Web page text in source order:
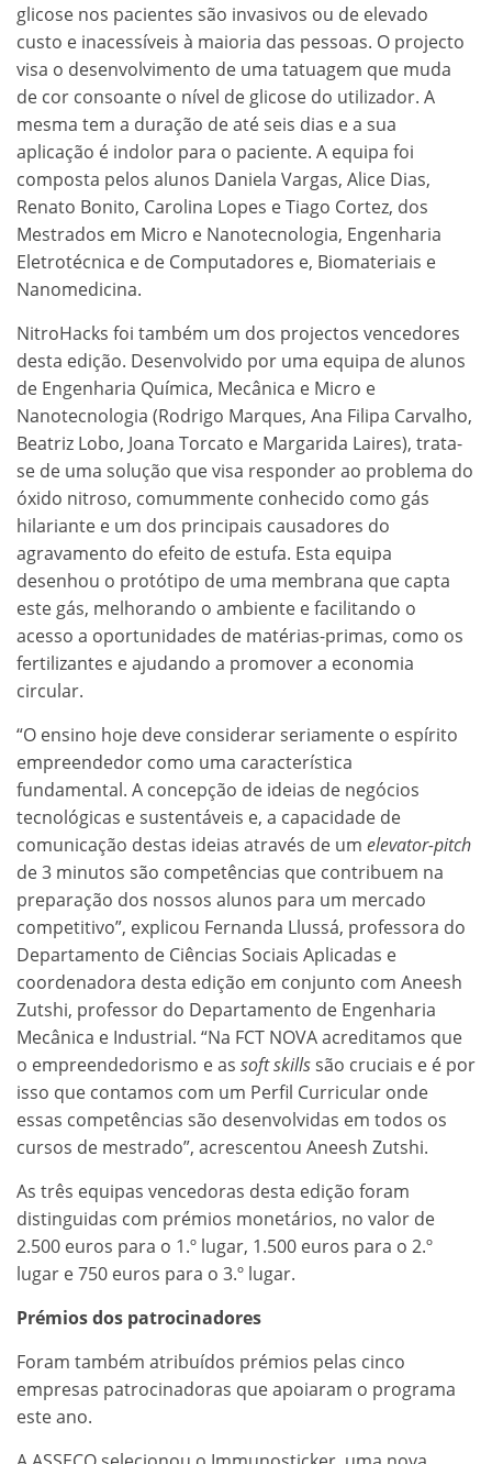
glicose nos pacientes são invasivos ou de elevado
custo e inacessíveis à maioria das pessoas. O projecto
visa o desenvolvimento de uma tatuagem que muda
de cor consoante o nível de glicose do utilizador. A
mesma tem a duração de até seis dias e a sua
aplicação é indolor para o paciente. A equipa foi
composta pelos alunos Daniela Vargas, Alice Dias,
Renato Bonito, Carolina Lopes e Tiago Cortez, dos
Mestrados em Micro e Nanotecnologia, Engenharia
Eletrotécnica e de Computadores e, Biomateriais e
Nanomedicina.
NitroHacks foi também um dos projectos vencedores
desta edição. Desenvolvido por uma equipa de alunos
de Engenharia Química, Mecânica e Micro e
Nanotecnologia (Rodrigo Marques, Ana Filipa Carvalho,
Beatriz Lobo, Joana Torcato e Margarida Laires), trata-
se de uma solução que visa responder ao problema do
óxido nitroso, comummente conhecido como gás
hilariante e um dos principais causadores do
agravamento do efeito de estufa. Esta equipa
desenhou o protótipo de uma membrana que capta
este gás, melhorando o ambiente e facilitando o
acesso a oportunidades de matérias-primas, como os
fertilizantes e ajudando a promover a economia
circular.
“O ensino hoje deve considerar seriamente o espírito
empreendedor como uma característica
fundamental. A concepção de ideias de negócios
tecnológicas e sustentáveis e, a capacidade de
comunicação destas ideias através de um elevator-pitch
de 3 minutos são competências que contribuem na
preparação dos nossos alunos para um mercado
competitivo”, explicou Fernanda Llussá, professora do
Departamento de Ciências Sociais Aplicadas e
coordenadora desta edição em conjunto com Aneesh
Zutshi, professor do Departamento de Engenharia
Mecânica e Industrial. “Na FCT NOVA acreditamos que
o empreendedorismo e as soft skillssão cruciais e é por
isso que contamos com um Perfil Curricular onde
essas competências são desenvolvidas em todos os
cursos de mestrado”, acrescentou Aneesh Zutshi.
As três equipas vencedoras desta edição foram
distinguidas com prémios monetários, no valor de
2.500 euros para o 1.º lugar, 1.500 euros para o 2.º
lugar e 750 euros para o 3.º lugar.
Prémios dos patrocinadores
Foram também atribuídos prémios pelas cinco
empresas patrocinadoras que apoiaram o programa
este ano.